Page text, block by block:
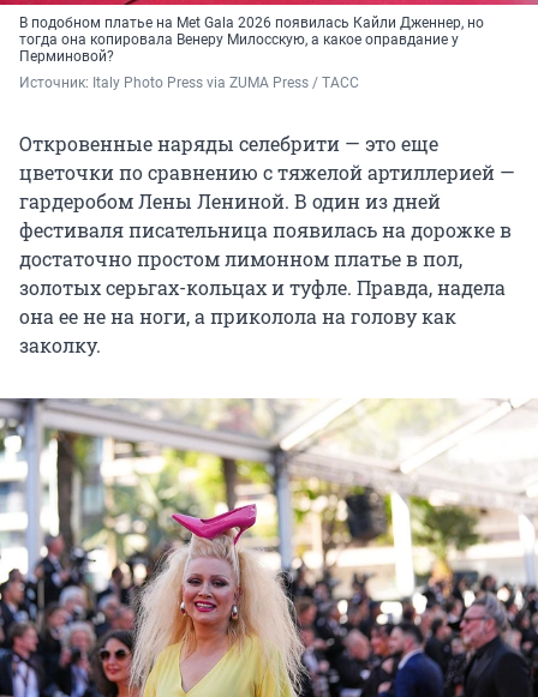
В подобном платье на Met Gala 2026 появилась Кайли Дженнер, но
тогда она копировала Венеру Милосскую, а какое оправдание у
Перминовой?
Источник: Italy Photo Press via ZUMA Press / ТАСС
Откровенные наряды селебрити — это еще
цветочки по сравнению с тяжелой артиллерией —
гардеробом Лены Лениной. В один из дней
фестиваля писательница появилась на дорожке в
достаточно простом лимонном платье в пол,
золотых серьгах-кольцах и туфле. Правда, надела
она ее не на ноги, а приколола на голову как
заколку.